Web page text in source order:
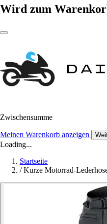
Wird zum
Zwischensumme
Meinen Warenkorb anzeigen
Loading...
Startseite
/ Kurze Motorrad-